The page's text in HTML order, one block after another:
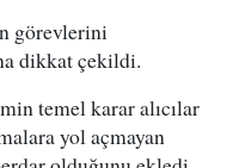
görevlerini
dikkat çekildi.
temel karar alıcılar
yol açmayan